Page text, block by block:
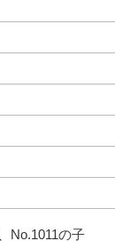
No.1011の子